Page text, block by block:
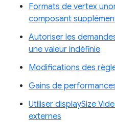
Formats de vertex
composant
Autoriser les
une valeur indéfinie
Modifications des
Gains de
Utiliser displaySize
externes